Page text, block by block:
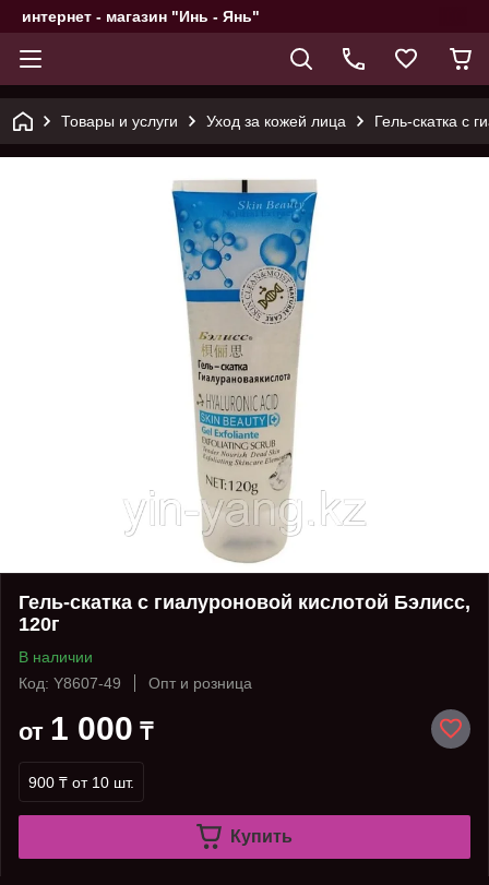
интернет - магазин "Инь - Янь"
Товары и услуги Уход за кожей лица Гель-скатка с
Гель-скатка с гиалуроновой кислотой Бэлисс,
120г
В наличии
Код: Y8607-49
Опт и розница
от 1 000 ₸
900 ₸ от 10 шт.
Купить